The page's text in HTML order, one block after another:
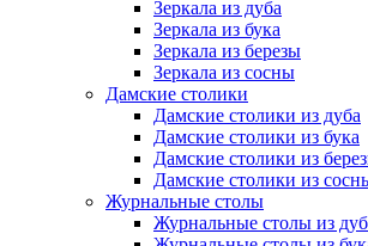
Зеркала из дуба
Зеркала из бука
Зеркала из березы
Зеркала из сосны
Дамские столики
Дамские столики из дуба
Дамские столики из бука
Дамские столики из
Дамские столики из
Журнальные столы
Журнальные столы из